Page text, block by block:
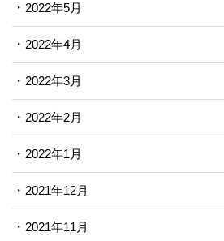
2022年5月
2022年4月
2022年3月
2022年2月
2022年1月
2021年12月
2021年11月